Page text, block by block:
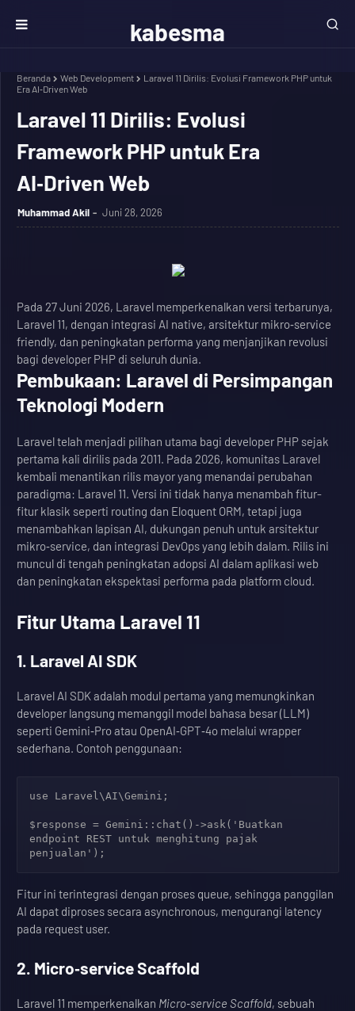
kabesma
Beranda Web Development
Laravel 11 Dirilis: Evolusi Framework PHP untuk
Era AI‑Driven Web
Laravel 11 Dirilis: Evolusi
Framework PHP untuk Era
AI‑Driven Web
Muhammad Akil Juni 28, 2026
Pada 27 Juni 2026, Laravel memperkenalkan versi terbarunya,
Laravel 11, dengan integrasi AI native, arsitektur mikro‑service
friendly, dan peningkatan performa yang menjanjikan revolusi
bagi developer PHP di seluruh dunia.
Pembukaan: Laravel di Persimpangan
Teknologi Modern
Laravel telah menjadi pilihan utama bagi developer PHP sejak
pertama kali dirilis pada 2011. Pada 2026, komunitas Laravel
kembali menantikan rilis mayor yang menandai perubahan
paradigma: Laravel 11. Versi ini tidak hanya menambah fitur-
fitur klasik seperti routing dan Eloquent ORM, tetapi juga
menambahkan lapisan AI, dukungan penuh untuk arsitektur
mikro‑service, dan integrasi DevOps yang lebih dalam. Rilis ini
muncul di tengah peningkatan adopsi AI dalam aplikasi web
dan peningkatan ekspektasi performa pada platform cloud.
Fitur Utama Laravel 11
1. Laravel AI SDK
Laravel AI SDK adalah modul pertama yang memungkinkan
developer langsung memanggil model bahasa besar (LLM)
seperti Gemini‑Pro atau OpenAI‑GPT‑4o melalui wrapper
sederhana. Contoh penggunaan:
use Laravel\AI\Gemini;
$response = Gemini::chat()->ask('Buatkan
endpoint REST untuk menghitung pajak
Fitur ini terintegrasi dengan proses queue, sehingga panggilan
AI dapat diproses secara asynchronous, mengurangi latency
pada request user.
2. Micro‑service Scaffold
Laravel 11 memperkenalkan Micro‑service Scaffold, sebuah